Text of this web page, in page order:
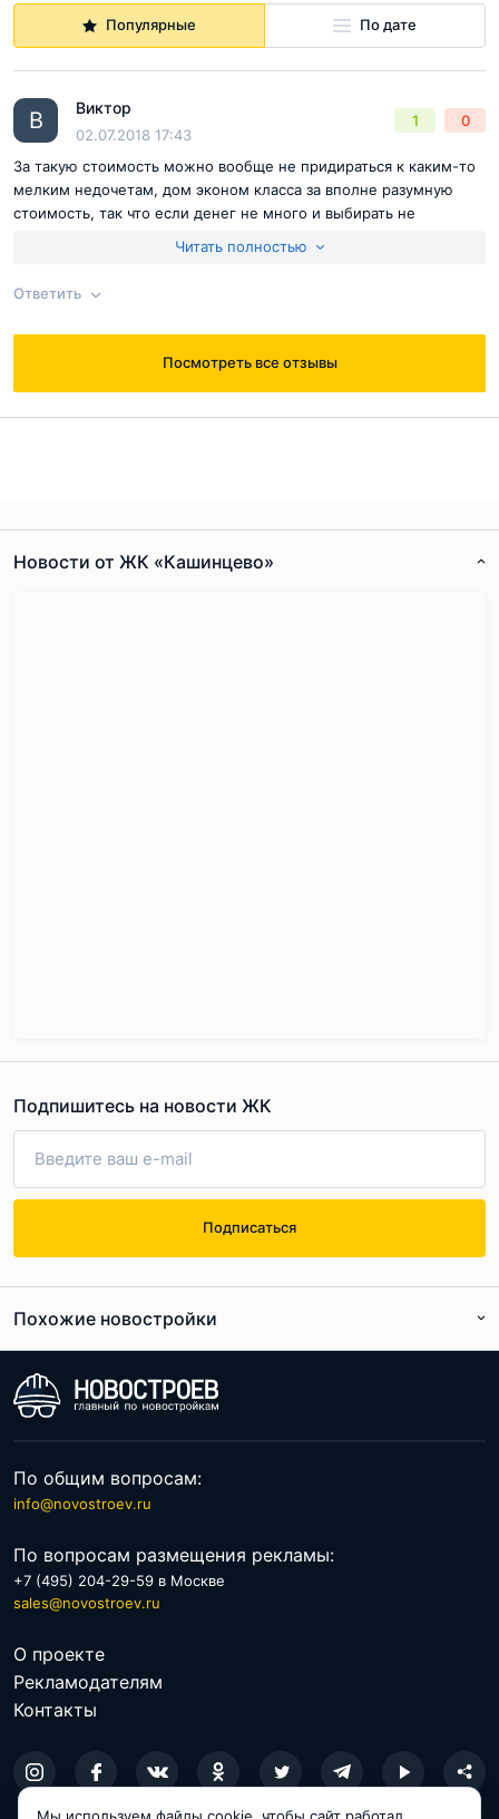
Популярные По дате
В Виктор
02.07.2018 17:43
1 0
За такую стоимость можно вообще не придираться к каким-то
мелким недочетам, дом эконом класса за вполне разумную
стоимость, так что если денег не много и выбирать не
Читать полностью
Ответить
@Виктор
Посмотреть все отзывы
Новости от ЖК «Кашинцево»
Подпишитесь на новости ЖК
Подписаться
Похожие новостройки
По общим вопросам:
info@novostroev.ru
По вопросам размещения рекламы:
+7 (495) 204-29-59 в Москве
sales@novostroev.ru
О проекте
Рекламодателям
Контакты